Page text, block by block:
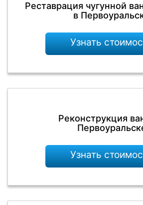
Реставрация чугунной
в
Узнать
Реконструкция
Узнать